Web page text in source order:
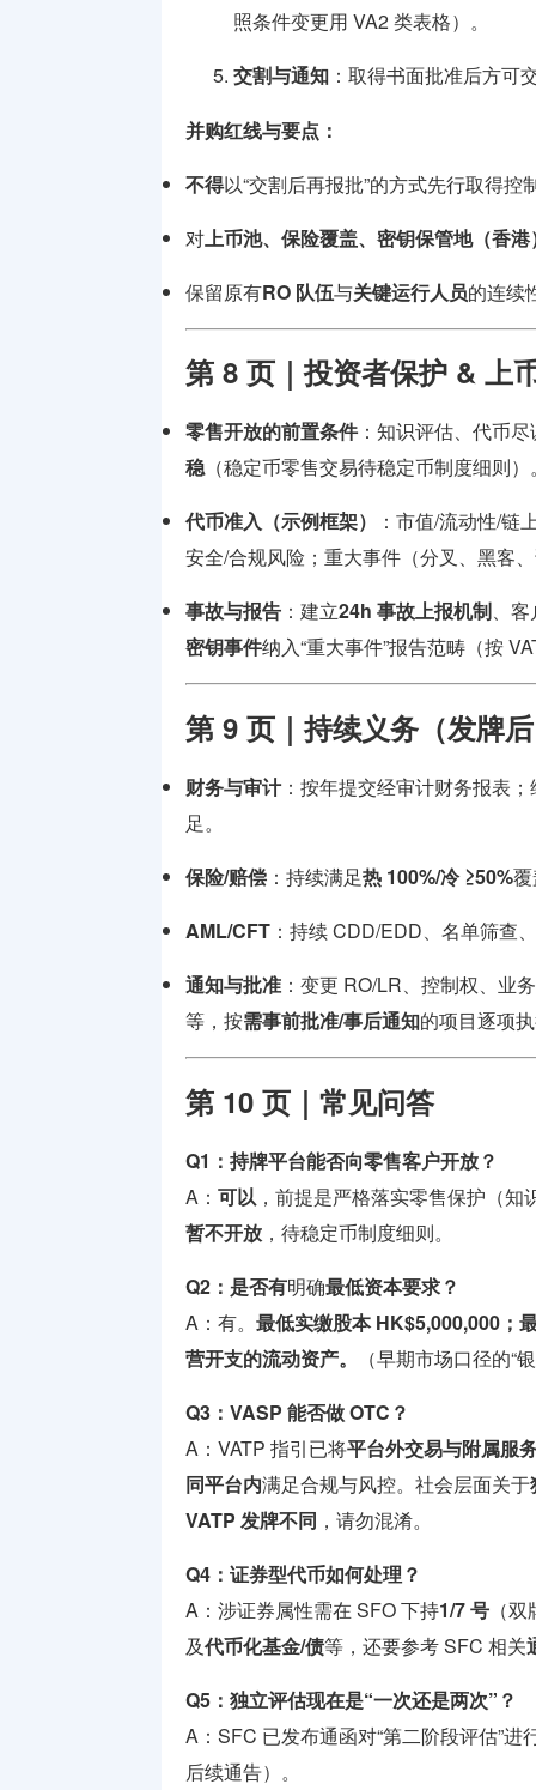
照条件变更用 VA2 类表格）。
交割与通知 ：取得书面批准后方可
并购红线与要点：
不得以“交割后再报批”的方式先行取得控
对 上币池、保险覆盖、密钥保管地（香
保留原有RO 队伍与关键运行人员的连续
第 8 页｜投资者保护 & 上
零售开放的前置条件：知识评估、代币
稳（稳定币零售交易待稳定币制度细则）
代币准入（示例框架）
：市值/流动性/链
安全/合规风险；重大事件（分叉、黑客
事故与报告 ：建立24h 事故上报机制、
密钥事件纳入“重大事件”报告范畴（按
第 9 页｜持续义务（发牌
财务与审计：按年提交经审计财务报表；
足。
保险/赔偿 ：持续满足热 100%/冷 ≥50%
AML/CFT ：持续 CDD/EDD、名单筛查
通知与批准 ：变更 RO/LR、控制权、业
等，按需事前批准/事后通知的项目逐项
第 10 页｜常见问答
Q1：持牌平台能否向零售客户开放？
A： 可以 ，前提是严格落实零售保护（
暂不开放 ，待稳定币制度细则。
Q2：是否有明确最低资本要求？
A：有。 最低实缴股本 HK$5,000,000；
营开支的流动资产。
（早期市场口径的“
Q3：VASP 能否做 OTC？
A：VATP 指引已将平台外交易与附属服
同平台内满足合规与风控。社会层面关于
VATP 发牌不同 ，请勿混淆。
Q4：证券型代币如何处理？
A：涉证券属性需在 SFO 下持1/7 号 （
及代币化基金/债等，还要参考 SFC 相关
Q5：独立评估现在是“一次还是两次”？
A：SFC 已发布通函对“第二阶段评估”进
后续通告）。